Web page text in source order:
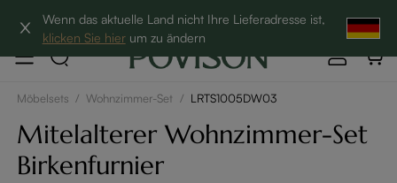
Wenn das aktuelle Land nicht Ihre Lieferadresse ist,
klicken Sie hierum zu ändern
Hottest Bundles| 12% Auf Beliebte Bundles→
Möbelsets / Wohnzimmer-Set / LRTS1005DW03
Mitelalterer Wohnzimmer-Set
Birkenfurnier